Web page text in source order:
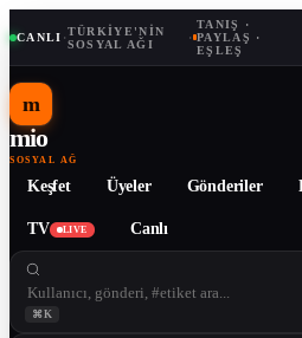
CANLI ·TÜRKIYE'NIN
SOSYAL AĞI
·
TANIŞ ·
PAYLAŞ ·
EŞLEŞ
m
mio
SOSYAL AĞ
Keşfet Üyeler Gönderiler
TV LIVE Canlı
⌘K